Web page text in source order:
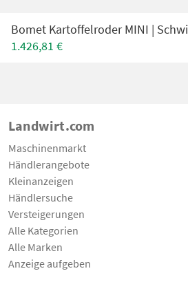
1.426,81 €
Landwirt.com
Maschinenmarkt
Händlerangebote
Kleinanzeigen
Händlersuche
Versteigerungen
Alle Kategorien
Alle Marken
Anzeige aufgeben